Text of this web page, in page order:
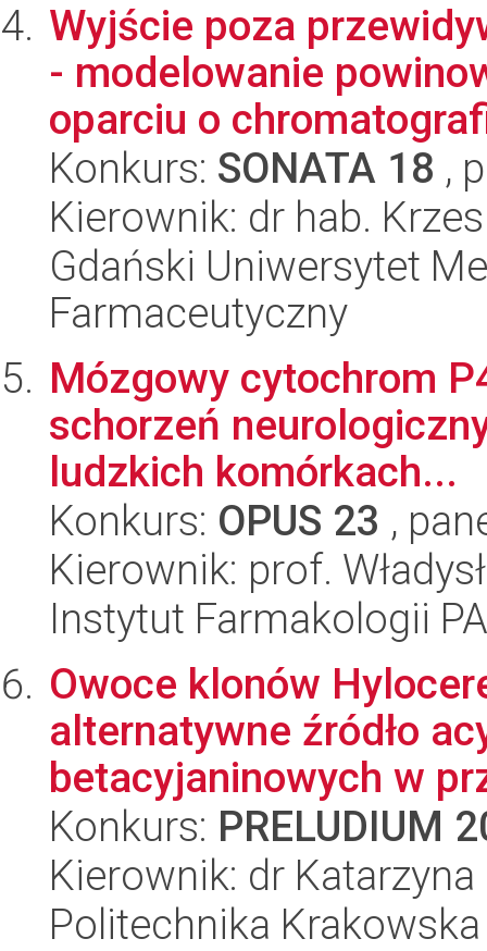
Wyjście poza
- modelowanie
oparciu o
Konkurs: SONATA 18 ,
Kierownik: dr hab.
Gdański Uniwersytet
Farmaceutyczny
Mózgowy cytochrom
schorzeń
ludzkich komórkach...
Konkurs: OPUS 23 ,
Kierownik: prof.
Instytut Farmakologii
Owoce klonów
alternatywne źródło
betacyjaninowych w
Konkurs: PRELUDIUM
Kierownik: dr
Politechnika